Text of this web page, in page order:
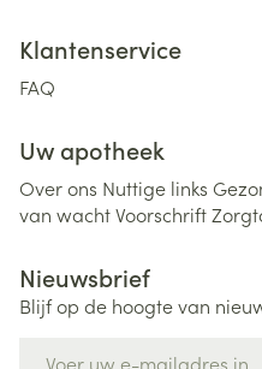
Klantenservice
FAQ
Uw apotheek
Over ons Nuttige links
van wachtVoorschrift
Nieuwsbrief
Blijf op de hoogte van